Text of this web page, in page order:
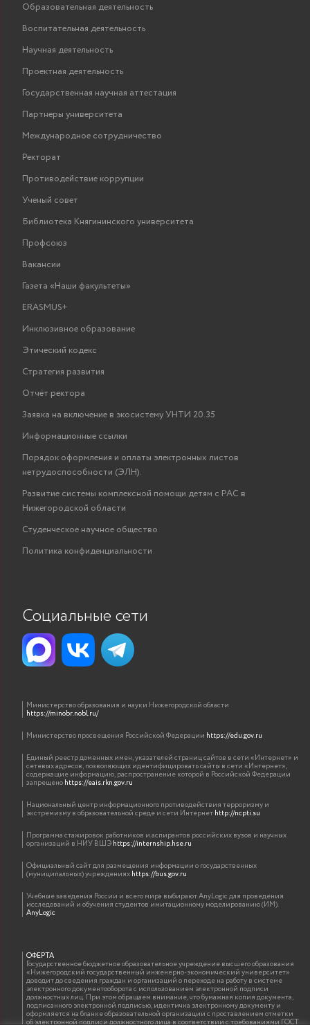
Образовательная деятельность
Воспитательная деятельность
Научная деятельность
Проектная деятельность
Государственная научная аттестация
Партнеры университета
Международное сотрудничество
Ректорат
Противодействие коррупции
Ученый совет
Библиотека Княгининского университета
Профсоюз
Вакансии
Газета «Наши факультеты»
ERASMUS+
Инклюзивное образование
Этический кодекс
Стратегия развития
Отчёт ректора
Заявка на включение в экосистему УНТИ 20.35
Информационные ссылки
Порядок оформления и оплаты электронных листов
нетрудоспособности (ЭЛН).
Развитие системы комплексной помощи детям с РАС в
Нижегородской области
Студенческое научное общество
Политика конфиденциальности
Социальные сети
Министерство образования и науки Нижегородской области
https://minobr.nobl.ru/
Министерство просвещения Российской Федерации https://edu.gov.ru
Единый реестр доменных имен, указателей страниц сайтов в сети «Интернет» и
сетевых адресов, позволяющих идентифицировать сайты в сети «Интернет»,
содержащие информацию, распространение которой в Российской Федерации
запрещеноhttps://eais.rkn.gov.ru
Национальный центр информационного противодействия терроризму и
экстремизму в образовательной среде и сети Интернетhttp://ncpti.su
Программа стажировок работников и аспирантов российских вузов и научных
организаций в НИУ ВШЭhttps://internship.hse.ru
Официальный сайт для размещения информации о государственных
(муниципальных) учрежденияхhttps://bus.gov.ru
Учебные заведения России и всего мира выбирают AnyLogic для проведения
исследований и обучения студентов имитационному моделированию (ИМ).
AnyLogic
ОФЕРТА
Государственное бюджетное образовательное учреждение высшего образования
«Нижегородский государственный инженерно-экономический университет»
доводит до сведения граждан и организаций о переходе на работу в системе
электронного документооборота с использованием электронной подписи
должностных лиц. При этом обращаем внимание, что бумажная копия документа,
подписанного электронной подписью, идентична электронному документу и
оформляется на бланке образовательной организации с проставлением отметки
об электронной подписи должностного лица в соответствии с требованиями ГОСТ